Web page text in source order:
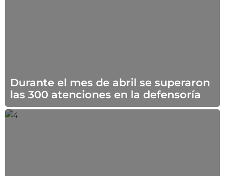
Durante el mes de abril se superaron
las 300 atenciones en la defensoría